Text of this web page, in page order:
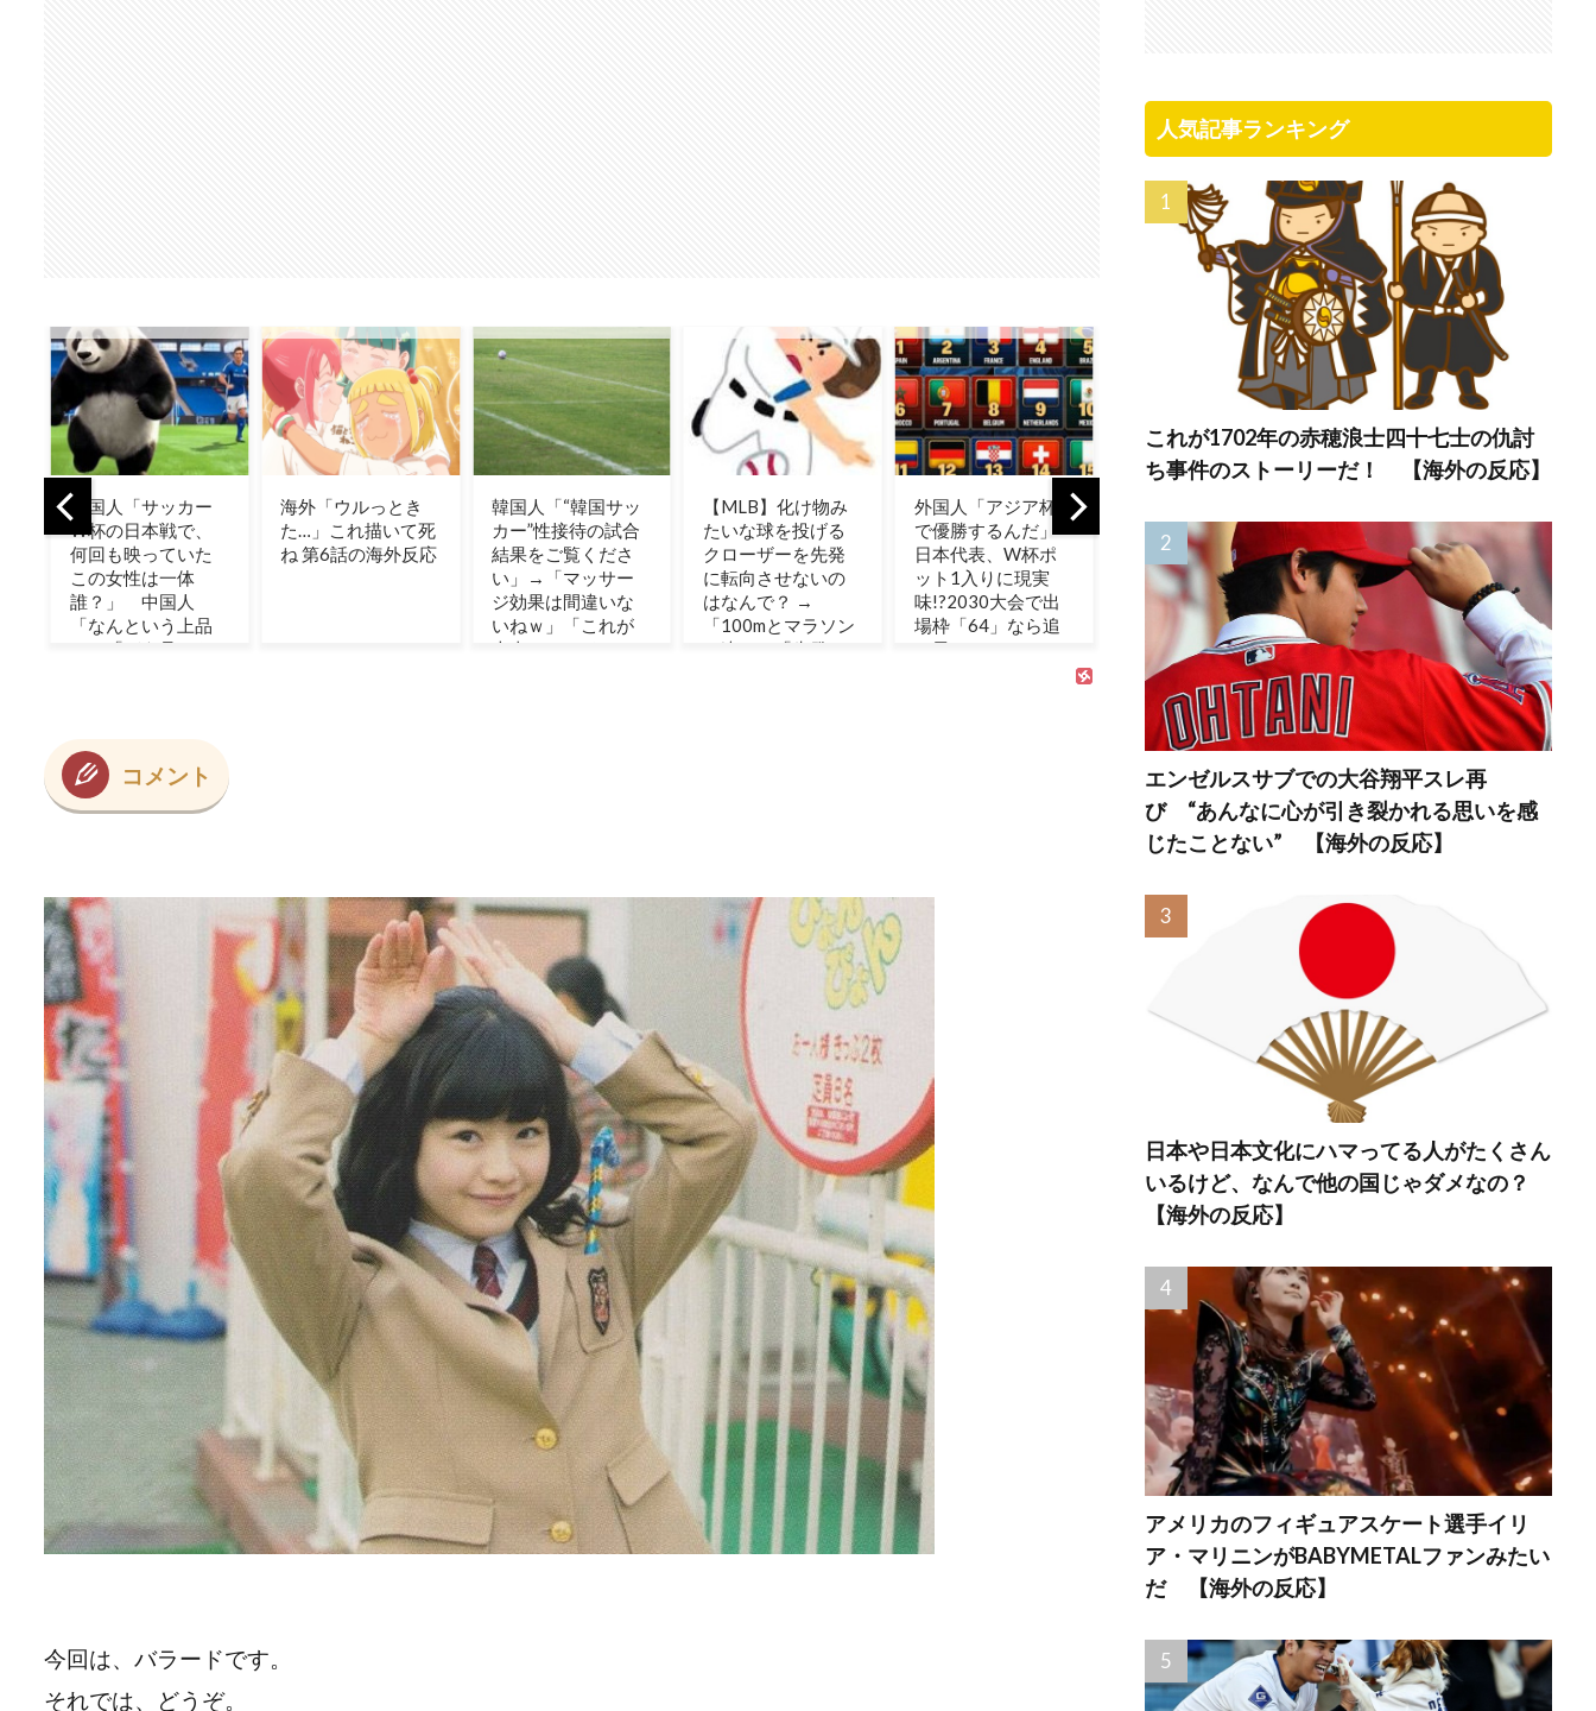
海外「ウルっとき
た…」これ描いて死
ね 第6話の海外反応
韓国人「“韓国サッ
カー”性接待の試合
結果をご覧くださ
【MLB】化け物み
たいな球を投げる
クローザーを先発
に転向させないの
はなんで？ →
「100mとマラソン
の違い」「先発は2
外国人「アジア杯
で優勝するんだ」
日本代表、W杯ポ
ット1入りに現実
味!?2030大会で出
場枠「64」なら追
い風に！アメリカ
韓国人「過去のW
杯で韓国代表がド
ーピング検査をす
り抜けるように注
射していたものが
こちら…」→「恥ず
かしい…（ﾌﾞﾙﾌﾞﾙ」
手術をやり遂げる
日本の医療チー
ム、海外でも凄す
ぎると絶賛
ブザベスト【ポー
ランドボール】
が分
外が
コメント
今回は、バラードです。
それでは、どうぞ。
人気記事ランキング
これが1702年の赤穂浪士四十七士の仇討
ち事件のストーリーだ！ 【海外の反応】
エンゼルスサブでの大谷翔平スレ再
び “あんなに心が引き裂かれる思いを感
じたことない” 【海外の反応】
日本や日本文化にハマってる人がたくさん
いるけど、なんで他の国じゃダメなの？
【海外の反応】
アメリカのフィギュアスケート選手イリ
ア・マリニンがBABYMETALファンみたい
だ 【海外の反応】